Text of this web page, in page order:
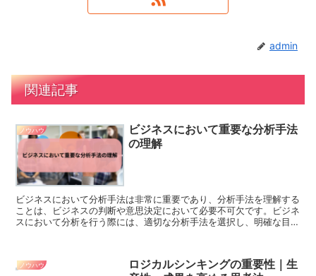
admin
関連記事
ノウハウ
ビジネスにおいて重要な分析手法
の理解
ビジネスにおいて分析手法は非常に重要であり、分析手法を理解する
ことは、ビジネスの判断や意思決定において必要不可欠です。ビジネ
スにおいて分析を行う際には、適切な分析手法を選択し、明確な目的
ノウハウ
ロジカルシンキングの重要性｜生